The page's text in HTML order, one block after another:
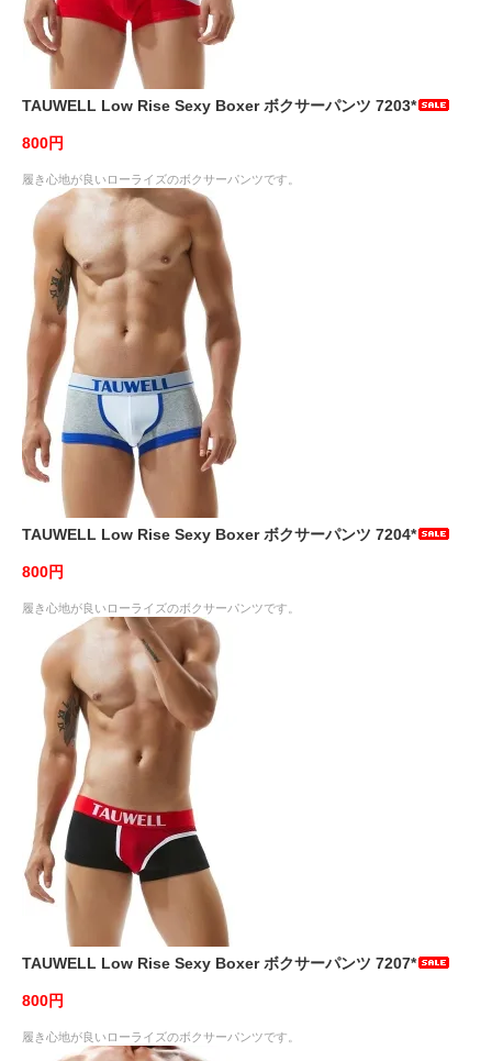
TAUWELL Low Rise Sexy Boxer ボクサーパンツ 7203*
800円
履き心地が良いローライズのボクサーパンツです。
TAUWELL Low Rise Sexy Boxer ボクサーパンツ 7204*
800円
履き心地が良いローライズのボクサーパンツです。
TAUWELL Low Rise Sexy Boxer ボクサーパンツ 7207*
800円
履き心地が良いローライズのボクサーパンツです。